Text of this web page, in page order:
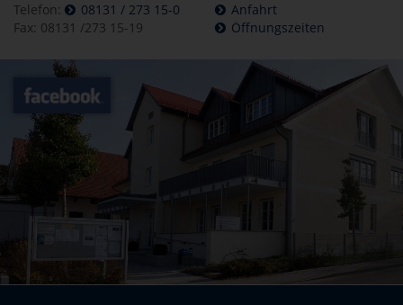
Telefon:
08131 / 273 15-0
Fax: 08131 /273 15-19
Anfahrt
Öffnungszeiten